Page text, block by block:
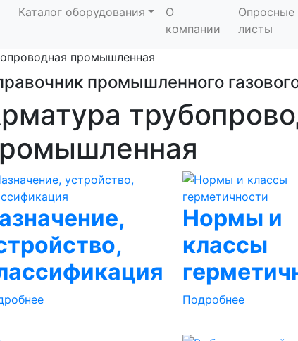
Каталог оборудования
О
компании
Опросные
листы
промышленная
промышленного
Нормы и
классы
Подробнее